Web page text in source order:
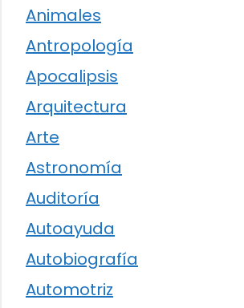
Animales
Antropología
Apocalipsis
Arquitectura
Arte
Astronomía
Auditoría
Autoayuda
Autobiografía
Automotriz